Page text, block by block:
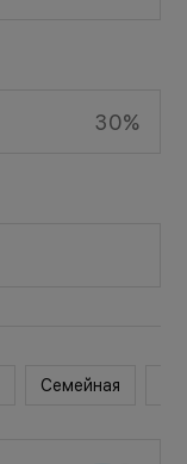
30%
Семейная